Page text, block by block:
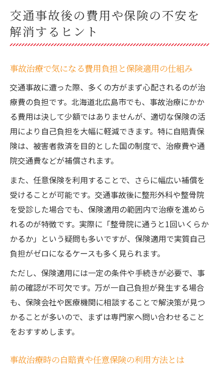
交通事故後の費用や保険の不安を
解消するヒント
事故治療で気になる費用負担と保険適用の仕組み
交通事故に遭った際、多くの方がまず心配されるのが治
療費の負担です。北海道北広島市でも、事故治療にかか
る費用は決して少額ではありませんが、適切な保険の活
用により自己負担を大幅に軽減できます。特に自賠責保
険は、被害者救済を目的とした国の制度で、治療費や通
院交通費などが補償されます。
また、任意保険を利用することで、さらに幅広い補償を
受けることが可能です。交通事故後に整形外科や整骨院
を受診した場合でも、保険適用の範囲内で治療を進めら
れるのが特徴です。実際に「整骨院に通うと1回いくらか
かるか」という疑問も多いですが、保険適用で実質自己
負担がゼロになるケースも多く見られます。
ただし、保険適用には一定の条件や手続きが必要で、事
前の確認が不可欠です。万が一自己負担が発生する場合
も、保険会社や医療機関に相談することで解決策が見つ
かることが多いので、まずは専門家へ問い合わせること
をおすすめします。
事故治療時の自賠責や任意保険の利用方法とは